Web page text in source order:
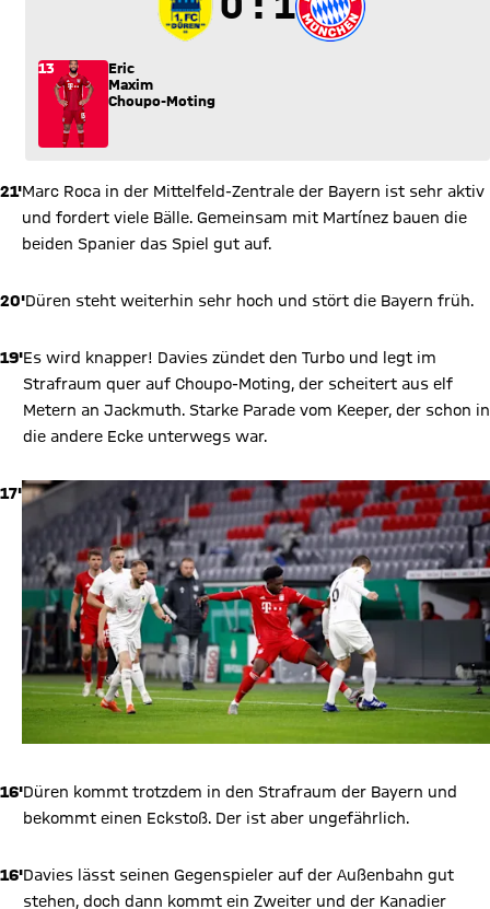
13
Eric
Maxim
Choupo-Moting
21'Marc Roca in der Mittelfeld-Zentrale der Bayern ist sehr aktiv
und fordert viele Bälle. Gemeinsam mit Martínez bauen die
beiden Spanier das Spiel gut auf.
20'Düren steht weiterhin sehr hoch und stört die Bayern früh.
19'Es wird knapper! Davies zündet den Turbo und legt im
Strafraum quer auf Choupo-Moting, der scheitert aus elf
Metern an Jackmuth. Starke Parade vom Keeper, der schon in
die andere Ecke unterwegs war.
17'
16'Düren kommt trotzdem in den Strafraum der Bayern und
bekommt einen Eckstoß. Der ist aber ungefährlich.
16'Davies lässt seinen Gegenspieler auf der Außenbahn gut
stehen, doch dann kommt ein Zweiter und der Kanadier